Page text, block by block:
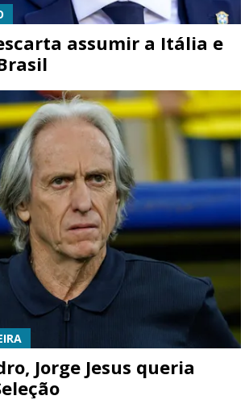
assumir a Itália e
Jorge Jesus queria